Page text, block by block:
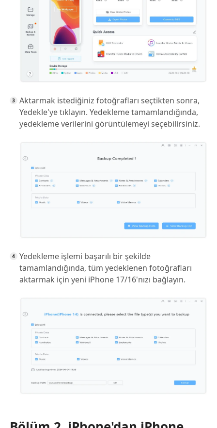
Aktarmak istediğiniz fotoğrafları seçtikten sonra,
Yedekle'ye tıklayın. Yedekleme tamamlandığında,
yedekleme verilerini görüntülemeyi seçebilirsiniz.
Yedekleme işlemi başarılı bir şekilde
tamamlandığında, tüm yedeklenen fotoğrafları
aktarmak için yeni iPhone 17/16'nızı bağlayın.